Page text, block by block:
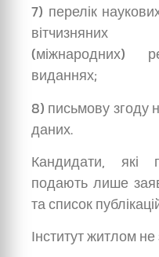
7) перелік
вітчизняних
(міжнародних)
виданнях;
8) письмову згоду
даних.
Кандидати, які
подають лише
та список
Інститут житлом